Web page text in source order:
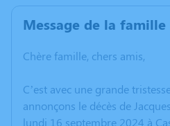
Message de la famille
Chère famille, chers amis,
C’est avec une grande
annonçons le décès de
lundi 16 septembre 2024 à